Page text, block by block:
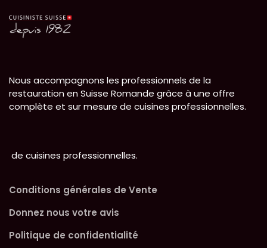
Nous accompagnons les professionnels de la
restauration en Suisse Romande grâce à une offre
complète et sur mesure de cuisines professionnelles.
de cuisines professionnelles.
Conditions générales de Vente
Donnez nous votre avis
Politique de confidentialité